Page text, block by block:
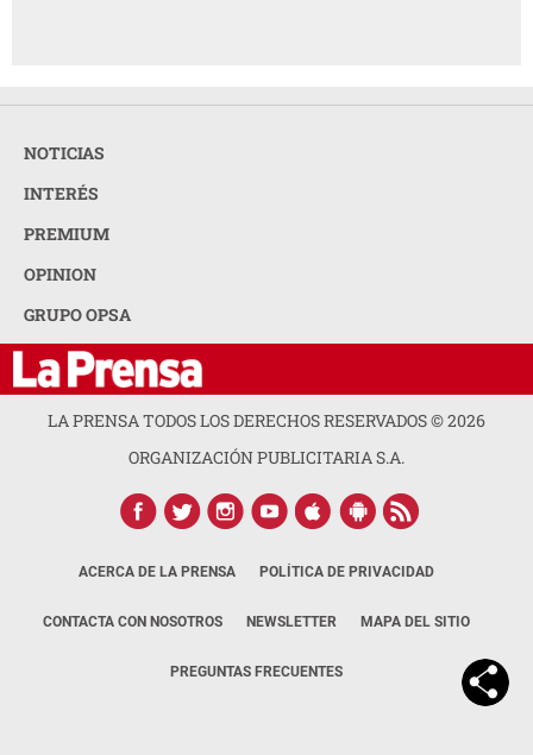
NOTICIAS
INTERÉS
PREMIUM
OPINION
GRUPO OPSA
LA PRENSA TODOS LOS DERECHOS RESERVADOS ©2026
ORGANIZACIÓN PUBLICITARIA S.A.
ACERCA DE LA PRENSA POLÍTICA DE PRIVACIDAD
CONTACTA CON NOSOTROS NEWSLETTER MAPA DEL SITIO
PREGUNTAS FRECUENTES